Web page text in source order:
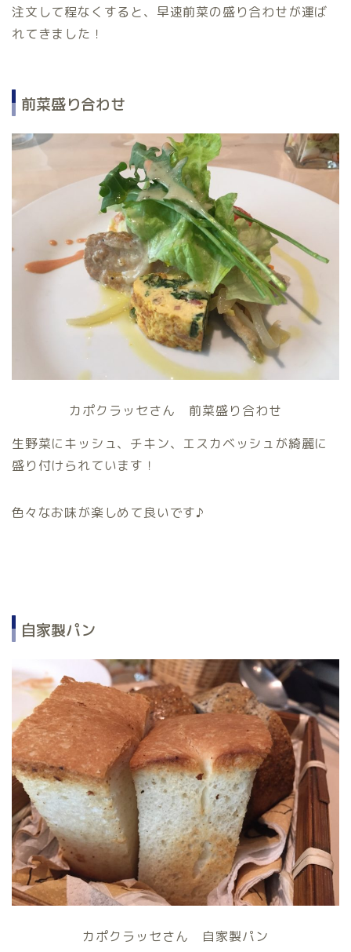
注文して程なくすると、早速前菜の盛り合わせが運ば
れてきました！
前菜盛り合わせ
カポクラッセさん 前菜盛り合わせ
生野菜にキッシュ、チキン、エスカベッシュが綺麗に
盛り付けられています！
色々なお味が楽しめて良いです♪
自家製パン
カポクラッセさん 自家製パン